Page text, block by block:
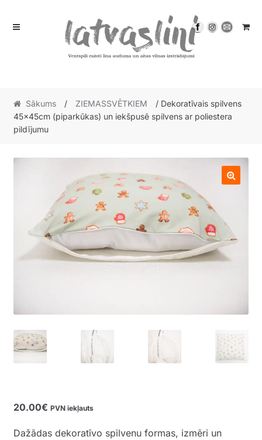
Skip
Skip
Sākums / ZIEMASSVĒTKIEM
/ Dekoratīvais spilvens
45x45cm (piparkūkas) un iekšpusē spilvens ar poliestera
pildījumu
20.00€ PVN iekļauts
Dažādas dekoratīvo spilvenu formas, izmēri un